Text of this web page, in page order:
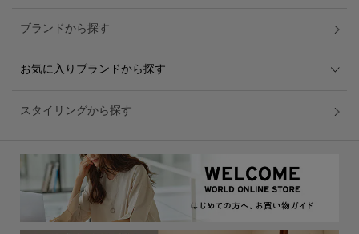
ブランドから探す
お気に入りブランドから探す
スタイリングから探す